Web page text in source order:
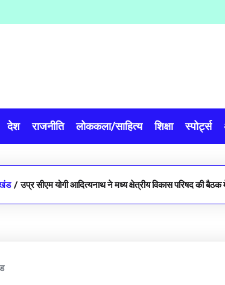
देश राजनीति लोककला/साहित्य शिक्षा स्पोर्ट्स
/ उप्र सीएम योगी आदित्यनाथ ने मध्य क्षेत्रीय विकास परिषद की